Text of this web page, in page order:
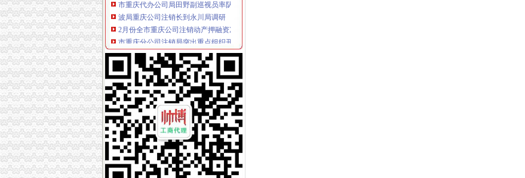
波局重庆公司注销长到永川局调研
2月份全市重庆公司注销动产押融资况分析
市重庆分公司注销局突出重点组织开展葡萄酒市场专项执法检查
市重庆税务注销局将开展流通环节食品安全百日专项执法行动
市重庆公司注销局12315综合指挥调度中心3月份第1周受理况
波局长、重庆税务注销郭翔副局长出席市局办公室支部专题民主生活会
2010年重庆市重庆税务注销流通领域洗衣机质量监测况
2010年重庆市重庆公司注销流通领域电冰柜质量监测况
市重庆税务注销局电子商务经营主体2011年2月份监测统计报告
全系统唱读讲活动入选重庆卫视《天天红歌会》栏目
全市重庆公司注销1-2月拍卖活动况统计
市重庆税务注销局三项举措助创办微型企业
全系统三项措施深入推进“双”重庆税务注销行动取得新成效
全市“十一五”重庆营业执照注销中介服务业发展实现重大跨越